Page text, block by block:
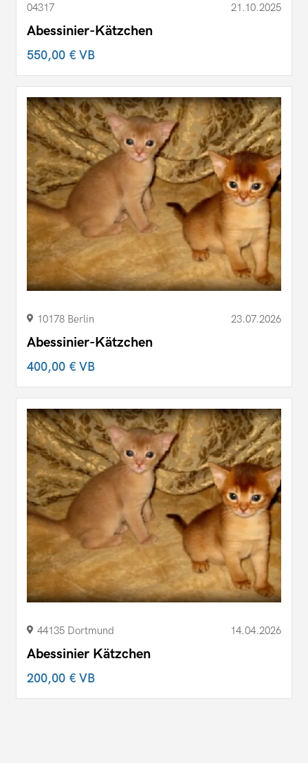
04317 21.10.2025
Abessinier-Kätzchen
550,00 €VB
10178 Berlin 23.07.2026
Abessinier-Kätzchen
400,00 €VB
44135 Dortmund 14.04.2026
Abessinier Kätzchen
200,00 €VB